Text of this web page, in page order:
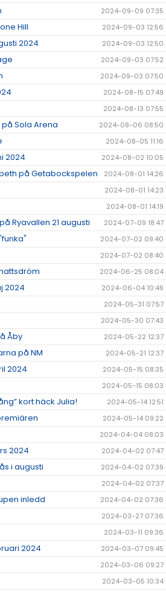
2024-09-09 07:35
Hill 2024-09-03 12:56
2024 2024-09-03 12:50
2024-09-03 07:52
2024-09-03 07:50
2024-08-15 07:49
2024-08-13 07:55
Sola Arena 2024-08-06 08:50
2024-08-05 11:16
2024 2024-08-02 10:05
på Getabockspelen 2024-08-01 14:26
2024-08-01 14:23
2024-08-01 14:19
Ryavallen 21 augusti 2024-07-09 18:47
2024-07-02 09:40
2024-07-02 08:40
2024-06-25 08:04
2024 2024-06-04 10:49
2024-05-31 07:57
2024-05-30 07:43
Åby 2024-05-22 12:37
på NM 2024-05-21 12:37
2024 2024-05-15 08:35
2024-05-15 08:03
kort häck Julia! 2024-05-14 12:51
2024-05-14 09:22
2024-04-04 08:03
2024 2024-04-02 07:47
i augusti 2024-04-02 07:39
2024-04-02 07:37
inledd 2024-04-02 07:36
2024-03-27 07:36
2024-03-11 09:36
2024 2024-03-07 09:45
2024-03-06 09:27
2024-03-05 10:34